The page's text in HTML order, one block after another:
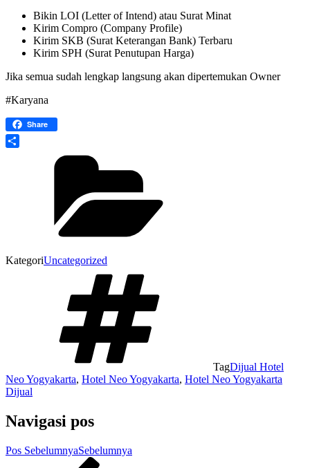
Bikin LOI (Letter of Intend) atau Surat Minat
Kirim Compro (Company Profile)
Kirim SKB (Surat Keterangan Bank) Terbaru
Kirim SPH (Surat Penutupan Harga)
Jika semua sudah lengkap langsung akan dipertemukan Owner
#Karyana
Share
KategoriUncategorized
TagDijual Hotel
Neo Yogyakarta, Hotel Neo Yogyakarta, Hotel Neo Yogyakarta
Dijual
Navigasi pos
Pos SebelumnyaSebelumnya